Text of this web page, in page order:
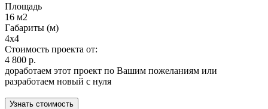
Площадь
16 м2
Габариты (м)
4x4
Стоимость проекта от:
4 800 р.
доработаем этот проект по Вашим пожеланиям или
разработаем новый с нуля
Узнать стоимость